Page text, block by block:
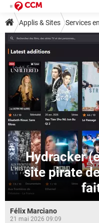
Applis & Sites Services
Hydracker
site pirate
Félix Marciano
21 mai 2026 09:09